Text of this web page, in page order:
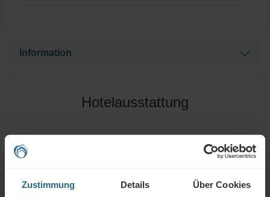
Zustimmung Details Über Cookies
Information
based on an indicative exchange rate and therefore only
Hotelausstattung